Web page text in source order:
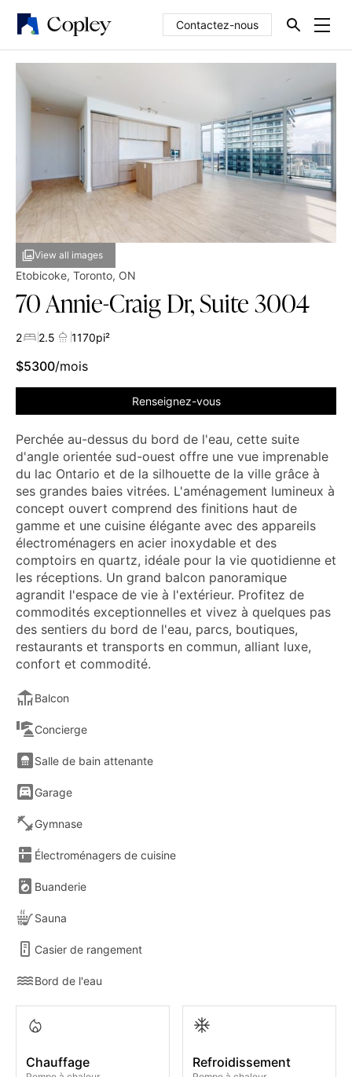
Contactez-nous
View all images
Etobicoke, Toronto, ON
70 Annie-Craig Dr, Suite 3004
2 2.5 1170pi²
$5300/mois
Renseignez-vous
Perchée au-dessus du bord de l'eau, cette suite
d'angle orientée sud-ouest offre une vue imprenable
du lac Ontario et de la silhouette de la ville grâce à
ses grandes baies vitrées. L'aménagement lumineux à
concept ouvert comprend des finitions haut de
gamme et une cuisine élégante avec des appareils
électroménagers en acier inoxydable et des
comptoirs en quartz, idéale pour la vie quotidienne et
les réceptions. Un grand balcon panoramique
agrandit l'espace de vie à l'extérieur. Profitez de
commodités exceptionnelles et vivez à quelques pas
des sentiers du bord de l'eau, parcs, boutiques,
restaurants et transports en commun, alliant luxe,
confort et commodité.
Balcon
Concierge
Salle de bain attenante
Garage
Gymnase
Électroménagers de cuisine
Buanderie
Sauna
Casier de rangement
Bord de l'eau
Chauffage Refroidissement